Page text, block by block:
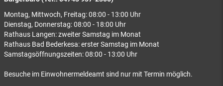
Montag, Mittwoch, Freitag: 08:00 - 13:00 Uhr
Dienstag, Donnerstag: 08:00 - 18:00 Uhr
Rathaus Langen: zweiter Samstag im Monat
Rathaus Bad Bederkesa: erster Samstag im Monat
Samstagsöffnungszeiten: 08:00 - 13:00 Uhr
Besuche im Einwohnermeldeamt sind nur mit Termin möglich.